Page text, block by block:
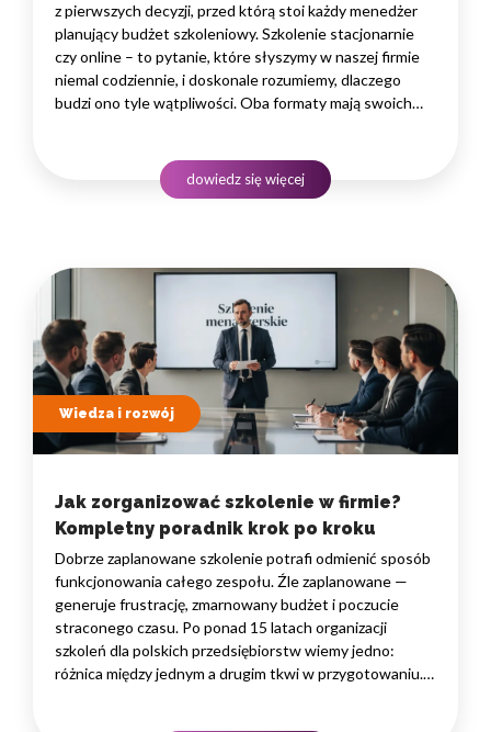
z pierwszych decyzji, przed którą stoi każdy menedżer
planujący budżet szkoleniowy. Szkolenie stacjonarnie
czy online – to pytanie, które słyszymy w naszej firmie
niemal codziennie, i doskonale rozumiemy, dlaczego
budzi ono tyle wątpliwości. Oba formaty mają swoich
branży i dostępnego budżetu.…
dowiedz się więcej
Wiedza i rozwój
Jak zorganizować szkolenie w firmie?
Kompletny poradnik krok po kroku
Dobrze zaplanowane szkolenie potrafi odmienić sposób
funkcjonowania całego zespołu. Źle zaplanowane —
generuje frustrację, zmarnowany budżet i poczucie
straconego czasu. Po ponad 15 latach organizacji
szkoleń dla polskich przedsiębiorstw wiemy jedno:
różnica między jednym a drugim tkwi w przygotowaniu.